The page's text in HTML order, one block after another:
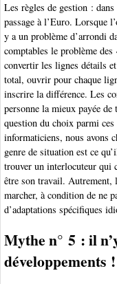
Les règles de gestion :
passage à l’Euro. Lorsque
y a un problème d’arrondi
comptables le problème
convertir les lignes détails
total, ouvrir pour chaque
inscrire la différence. Les
personne la mieux payée
question du choix parmi
informaticiens, nous avons
genre de situation est ce
trouver un interlocuteur qui
être son travail.
marcher, à condition de ne
d’adaptations spécifiques
Mythe n° 5 : il
développements !